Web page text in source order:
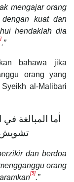
mengajar orang
kuat dan
hendaklah dia
.”
bahawa jika
orang yang
al-Malibari
أما المبالغة
تشويش
dan berdoa
orang
[5].”